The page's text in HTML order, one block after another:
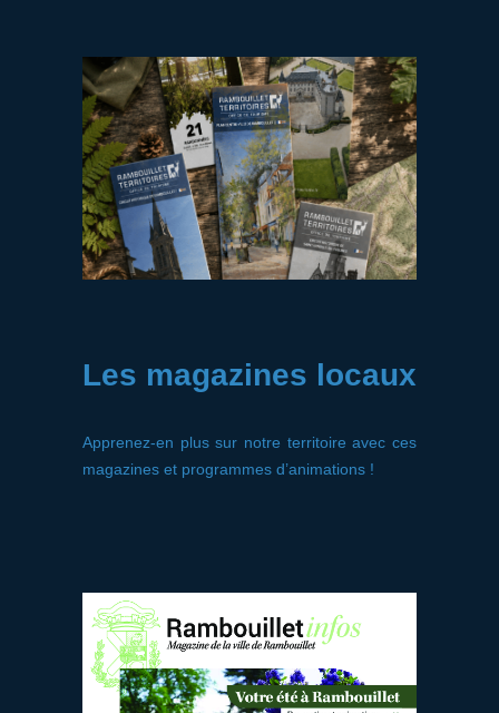
Les magazines locaux
Apprenez-en plus sur notre territoire avec ces
magazines et programmes d’animations !